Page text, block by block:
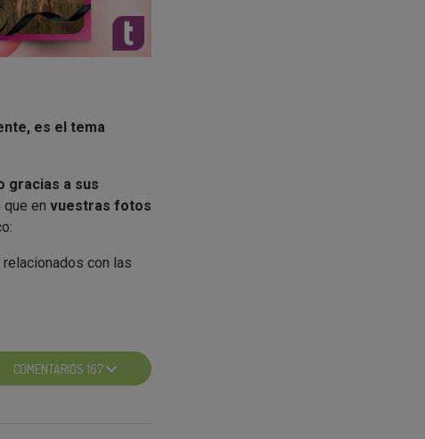
es el tema
gracias a sus
en vuestras fotos
con las
os
COMENTARIOS 167